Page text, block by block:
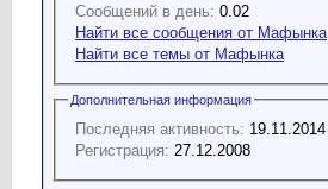
Сообщений в день: 0.02
Найти все сообщения от Мафынка
Найти все темы от Мафынка
Дополнительная информация
Последняя активность: 19.11.2014
Регистрация: 27.12.2008